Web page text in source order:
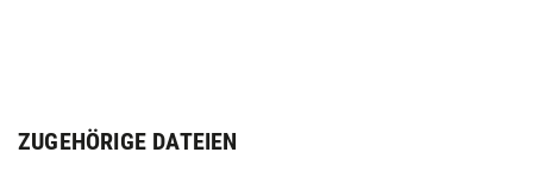
ZUGEHÖRIGE DATEIEN